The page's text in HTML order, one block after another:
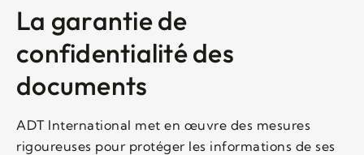
La garantie de
confidentialité des
documents
ADT International met en œuvre des mesures
rigoureuses pour protéger les informations de ses